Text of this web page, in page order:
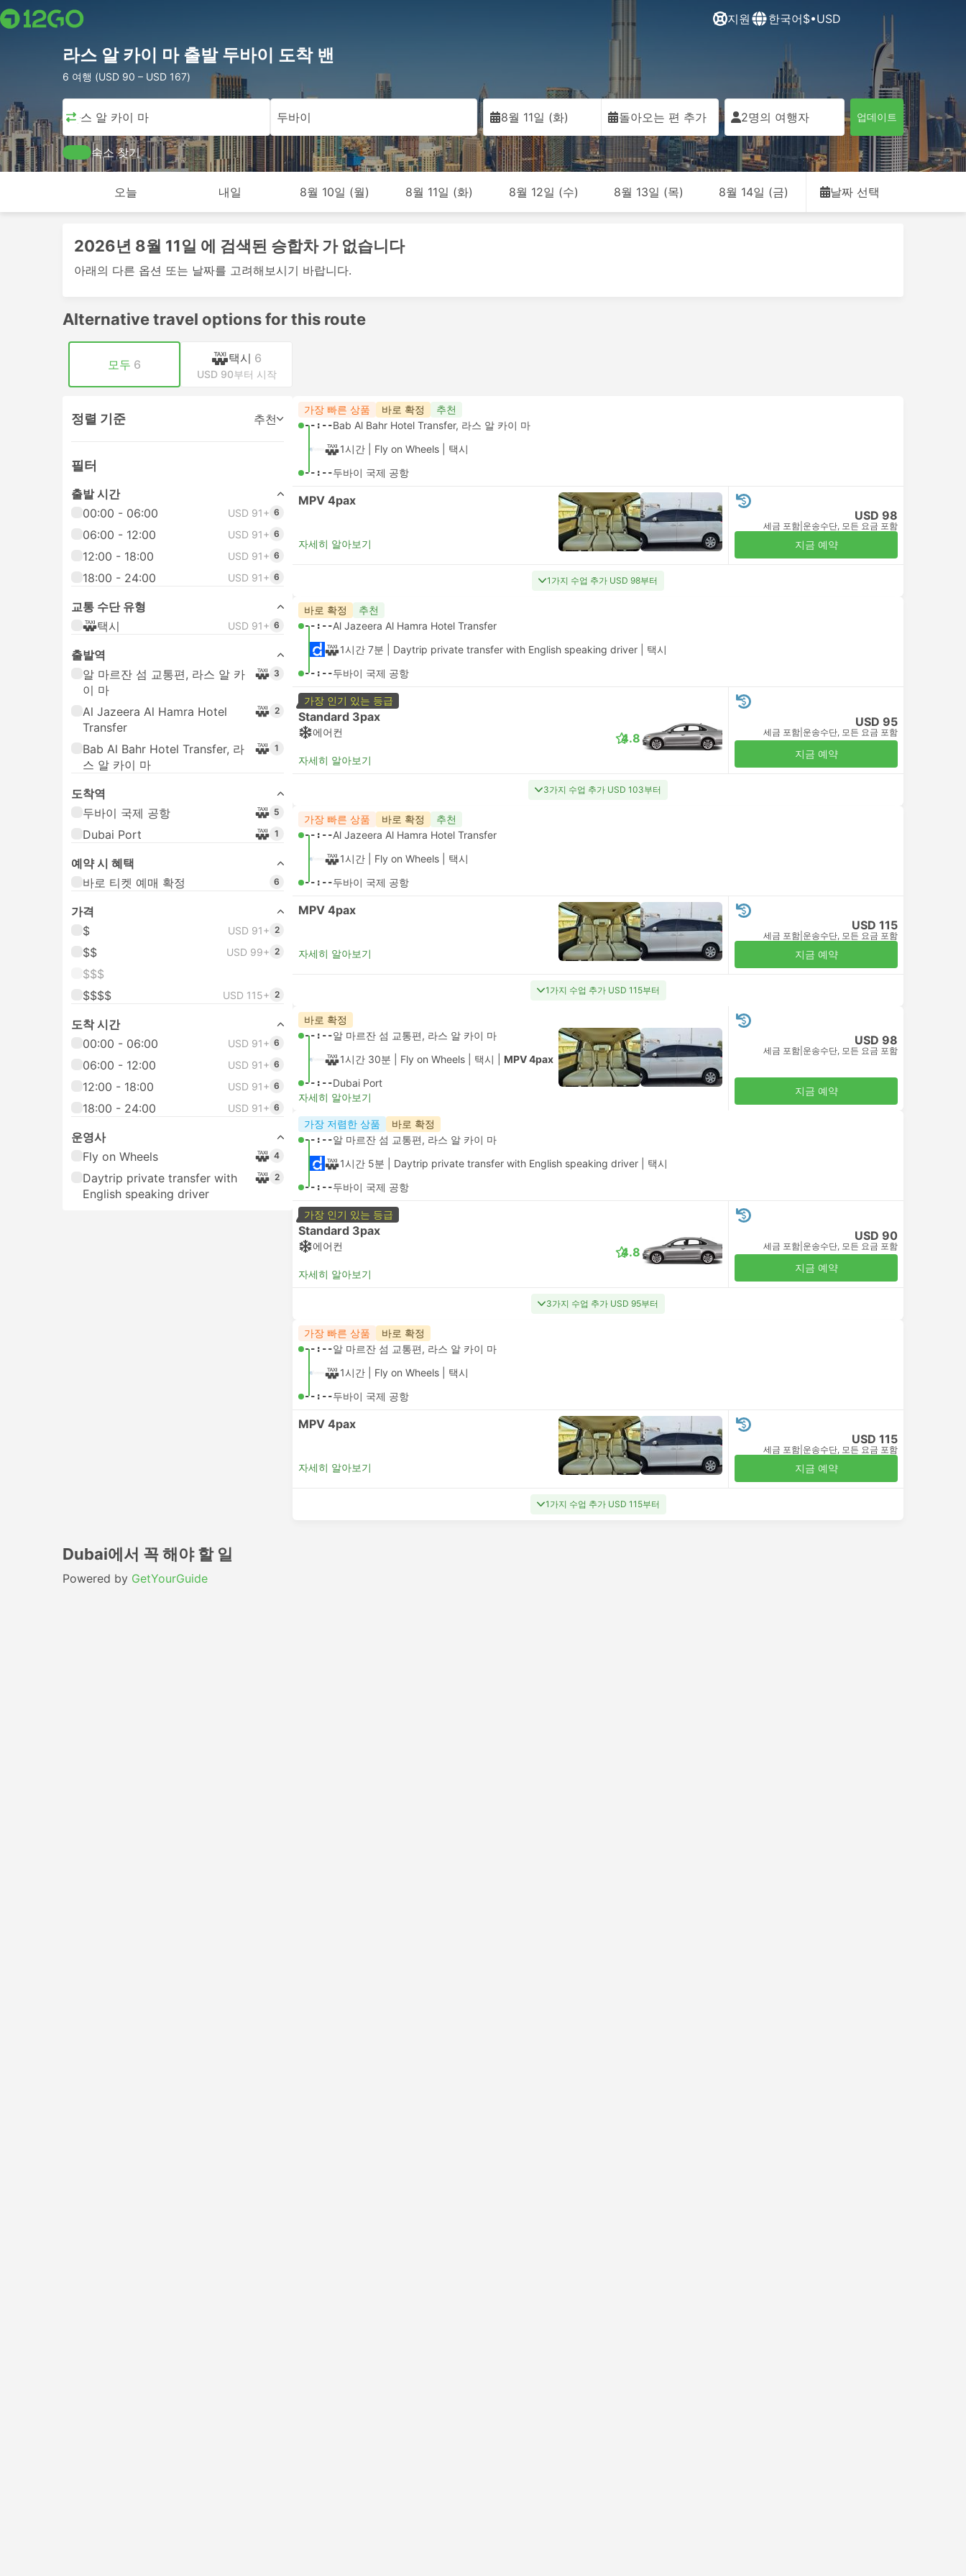
지원 한국어$•USD
라스 알 카이 마 출발 두바이 도착 밴
6 여행 (USD 90 – USD 167)
라스 알 카이 마 두바이 8월 11일 (화) 돌아오는 편 추가 2명의 여행자 업데이트
숙소 찾기
오늘 내일 8월 10일 (월) 8월 11일 (화) 8월 12일 (수) 8월 13일 (목) 8월 14일 (금) 날짜 선택
2026년 8월 11일 에 검색된 승합차 가 없습니다
아래의 다른 옵션 또는 날짜를 고려해보시기 바랍니다.
Alternative travel options for this route
모두 6 택시 6
USD 90부터 시작
정렬 기준 추천
필터
출발 시간
00:00 - 06:00
USD 91+ 6
06:00 - 12:00 USD 91+ 6
12:00 - 18:00 USD 91+ 6
18:00 - 24:00 USD 91+ 6
교통 수단 유형
택시
USD 91+ 6
출발역
알 마르잔 섬 교통편, 라스 알 카
이 마
3
Al Jazeera Al Hamra Hotel
Transfer
2
Bab Al Bahr Hotel Transfer, 라
스 알 카이 마
1
도착역
두바이 국제 공항
5
Dubai Port 1
예약 시 혜택
바로 티켓 예매 확정
6
가격
$
USD 91+ 2
$$ USD 99+ 2
$$$
$$$$
USD 115+ 2
도착 시간
00:00 - 06:00
USD 91+ 6
06:00 - 12:00 USD 91+ 6
12:00 - 18:00 USD 91+ 6
18:00 - 24:00 USD 91+ 6
운영사
Fly on Wheels
4
Daytrip private transfer with
English speaking driver
2
가장 빠른 상품 바로 확정 추천
--:--Bab Al Bahr Hotel Transfer, 라스 알 카이 마
1시간 | Fly on Wheels 택시
--:--두바이 국제 공항
MPV 4pax
자세히 알아보기
USD 98
세금 포함 운송수단, 모든 요금 포함
지금 예약
1가지 수업 추가 USD 98부터
바로 확정 추천
--:--Al Jazeera Al Hamra Hotel Transfer
1시간 7분 | Daytrip private transfer with English speaking driver 택시
--:--두바이 국제 공항
가장 인기 있는 등급
Standard 3pax
에어컨
자세히 알아보기
4.8
USD 95
세금 포함 운송수단, 모든 요금 포함
지금 예약
3가지 수업 추가 USD 103부터
가장 빠른 상품 바로 확정 추천
--:--Al Jazeera Al Hamra Hotel Transfer
1시간 | Fly on Wheels 택시
--:--두바이 국제 공항
MPV 4pax
자세히 알아보기
USD 115
세금 포함 운송수단, 모든 요금 포함
지금 예약
1가지 수업 추가 USD 115부터
바로 확정
--:--알 마르잔 섬 교통편, 라스 알 카이 마
1시간 30분 | Fly on Wheels 택시 MPV 4pax
--:--Dubai Port
자세히 알아보기
USD 98
세금 포함 운송수단, 모든 요금 포함
지금 예약
가장 저렴한 상품 바로 확정
--:--알 마르잔 섬 교통편, 라스 알 카이 마
1시간 5분 | Daytrip private transfer with English speaking driver 택시
--:--두바이 국제 공항
가장 인기 있는 등급
Standard 3pax
에어컨
자세히 알아보기
4.8
USD 90
세금 포함 운송수단, 모든 요금 포함
지금 예약
3가지 수업 추가 USD 95부터
가장 빠른 상품 바로 확정
--:--알 마르잔 섬 교통편, 라스 알 카이 마
1시간 | Fly on Wheels 택시
--:--두바이 국제 공항
MPV 4pax
자세히 알아보기
USD 115
세금 포함 운송수단, 모든 요금 포함
지금 예약
1가지 수업 추가 USD 115부터
Dubai에서 꼭 해야 할 일
Powered by GetYourGuide